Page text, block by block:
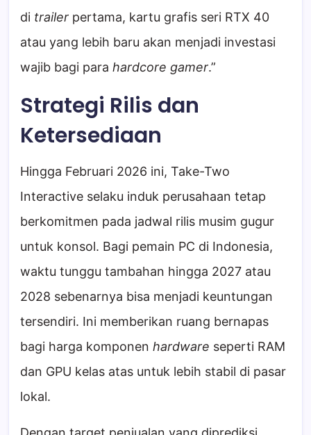
di trailer pertama, kartu grafis seri RTX 40
atau yang lebih baru akan menjadi investasi
wajib bagi para hardcore gamer.”
Strategi Rilis dan
Ketersediaan
Hingga Februari 2026 ini, Take-Two
Interactive selaku induk perusahaan tetap
berkomitmen pada jadwal rilis musim gugur
untuk konsol. Bagi pemain PC di Indonesia,
waktu tunggu tambahan hingga 2027 atau
2028 sebenarnya bisa menjadi keuntungan
tersendiri. Ini memberikan ruang bernapas
bagi harga komponen hardware seperti RAM
dan GPU kelas atas untuk lebih stabil di pasar
lokal.